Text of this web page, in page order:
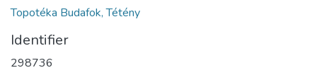
Topotéka Budafok, Tétény
Identifier
298736